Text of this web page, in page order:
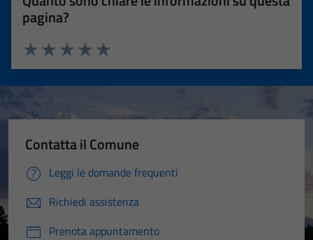
pagina?
Valuta 5 stelle su 5
Valuta 4 stelle su 5
Valuta 3 stelle su 5
Valuta 2 stelle su 5
Valuta 1 stelle su 5
Contatta il Comune
Leggi le domande frequenti
Richiedi assistenza
Prenota appuntamento